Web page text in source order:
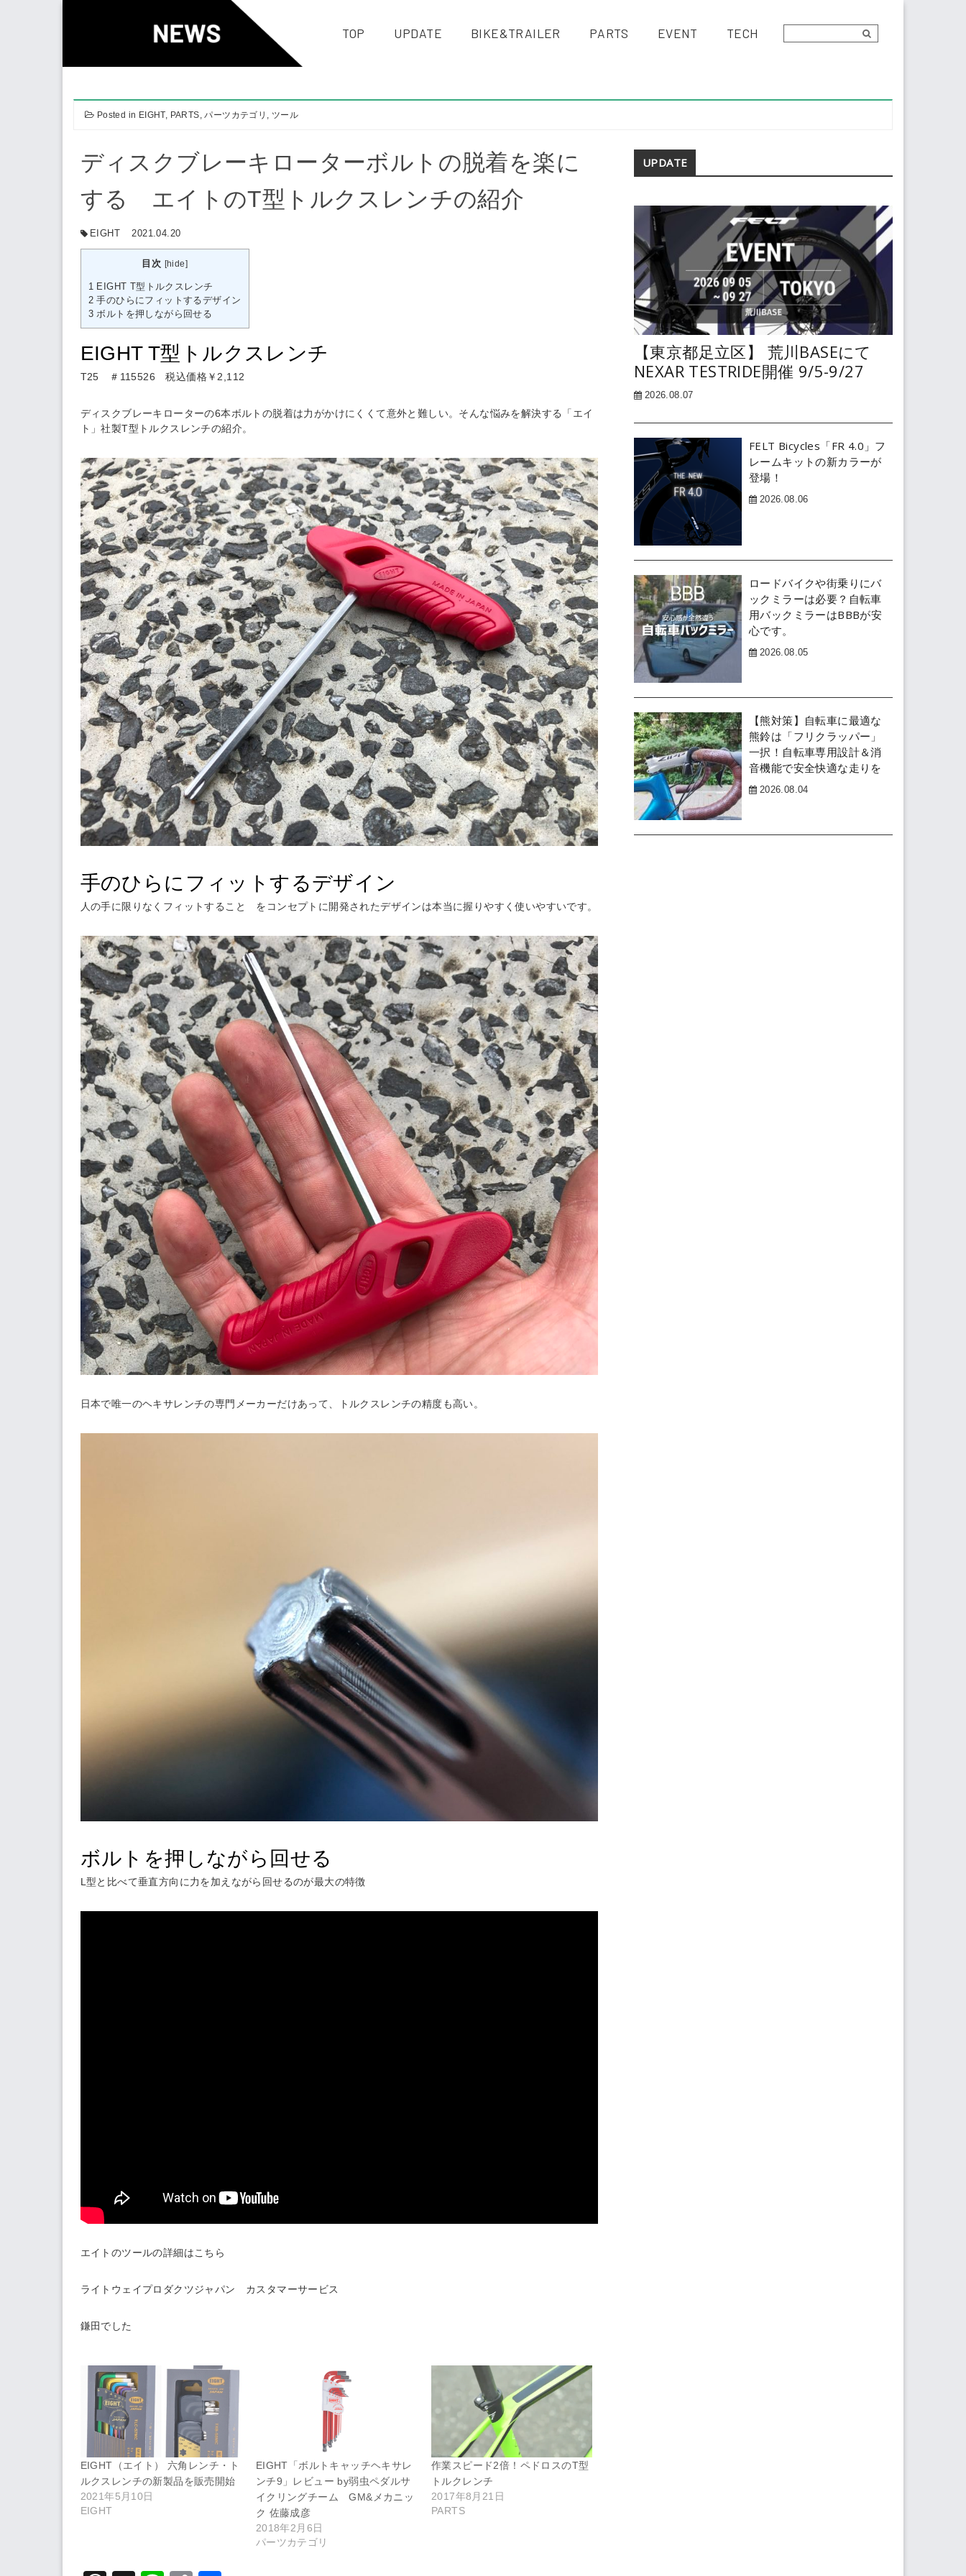
TOP UPDATE BIKE&TRAILER PARTS EVENT TECH
Posted in EIGHT, PARTS,パーツカテゴリ , ツール
ディスクブレーキローターボルトの脱着を楽に
する エイトのT型トルクスレンチの紹介
EIGHT 2021.04.20
目次 [hide]
1 EIGHT T型トルクスレンチ
2 手のひらにフィットするデザイン
3 ボルトを押しながら回せる
EIGHT T型トルクスレンチ
T25 ＃115526 税込価格￥2,112
ディスクブレーキローターの6本ボルトの脱着は力がかけにくくて意外と難しい。そんな悩みを解決する「エイ
ト」社製T型トルクスレンチの紹介。
手のひらにフィットするデザイン
人の手に限りなくフィットすること をコンセプトに開発されたデザインは本当に握りやすく使いやすいです。
日本で唯一のヘキサレンチの専門メーカーだけあって、トルクスレンチの精度も高い。
ボルトを押しながら回せる
L型と比べて垂直方向に力を加えながら回せるのが最大の特徴
エイトのツールの詳細はこちら
ライトウェイプロダクツジャパン カスタマーサービス
鎌田でした
EIGHT（エイト） 六角レンチ・ト
ルクスレンチの新製品を販売開始
2021年5月10日
EIGHT
EIGHT「ボルトキャッチヘキサレ
ンチ9」レビュー by弱虫ペダルサ
イクリングチーム GM&メカニッ
ク 佐藤成彦
2018年2月6日
パーツカテゴリ
作業スピード2倍！ペドロスのT型
トルクレンチ
2017年8月21日
PARTS
Secondary
UPDATE
【東京都足立区】 荒川BASEにて
NEXAR TESTRIDE開催 9/5-9/27
2026.08.07
FELT Bicycles「FR 4.0」フ
レームキットの新カラーが
登場！
2026.08.06
ロードバイクや街乗りにバ
ックミラーは必要？自転車
用バックミラーはBBBが安
心です。
2026.08.05
【熊対策】自転車に最適な
熊鈴は「フリクラッパー」
一択！自転車専用設計＆消
音機能で安全快適な走りを
2026.08.04